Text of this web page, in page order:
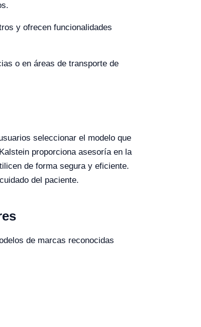
y ofrecen funcionalidades
o en áreas de transporte de
seleccionar el modelo que
proporciona asesoría en la
de forma segura y eficiente.
del paciente.
de marcas reconocidas